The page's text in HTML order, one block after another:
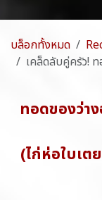
บล็อกทั้งหมด
เคล็ดลับคู่ครัว! ทอ
ทอดของว่า
(ไก่ห่อใบเ